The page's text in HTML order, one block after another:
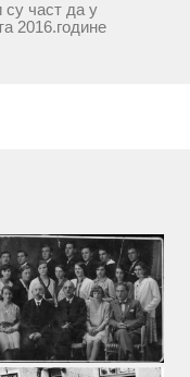
су част да у
2016.године